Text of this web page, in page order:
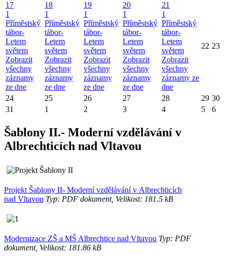
17
1
Příměstský
tábor-
Letem
světem
Zobrazit
všechny
záznamy
ze dne
18
1
Příměstský
tábor-
Letem
světem
Zobrazit
všechny
záznamy
ze dne
19
1
Příměstský
tábor-
Letem
světem
Zobrazit
všechny
záznamy
ze dne
20
1
Příměstský
tábor-
Letem
světem
Zobrazit
všechny
záznamy
ze dne
21
1
Příměstský
tábor-
Letem
světem
Zobrazit
všechny
záznamy ze
dne
22 23
24 25 26 27 28 29 30
31
1 2 3 4 5 6
Šablony II.- Moderní vzdělávání v
Albrechticích nad Vltavou
Projekt Šablony II- Moderní vzdělávání v Albrechticích
nad Vltavou Typ: PDF dokument, Velikost: 181.5 kB
Modernizace ZŠ a MŠ Albrechtice nad Vltavou Typ: PDF
dokument, Velikost: 181.86 kB